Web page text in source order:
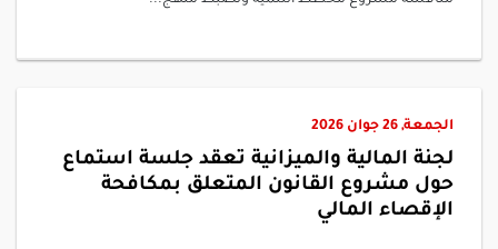
الجمعة, 26 جوان 2026
لجنة المالية والميزانية تعقد جلسة استماع
حول مشروع القانون المتعلق بمكافحة
الإقصاء المالي